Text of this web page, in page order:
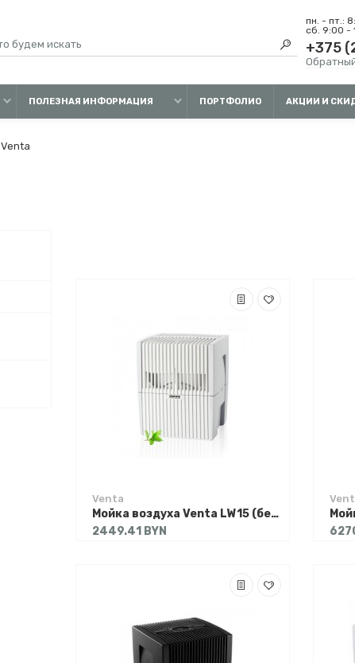
пн. - пт.:
сб. 9:00 -
+375
ПОЛЕЗНАЯ ИНФОРМАЦИЯ ПОРТФОЛИО АКЦИИ И
Venta
Venta
Мойка воздуха Venta LW15 (белый)
2449.41 BYN